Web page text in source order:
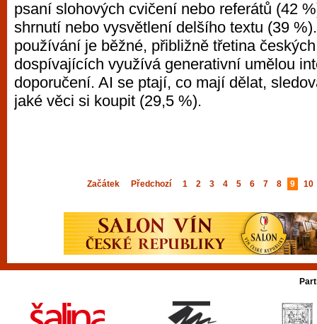
psaní slohových cvičení nebo referátů (42
shrnutí nebo vysvětlení delšího textu (39
používání je běžné, přibližně třetina
dospívajících využívá generativní umělou
doporučení. AI se ptají, co mají dělat,
jaké věci si koupit (29,5 %).
Začátek Předchozí 1 2 3 4 5 6 7 8 9 10